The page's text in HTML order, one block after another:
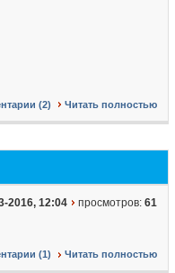
(2) Читать полностью
2016, 12:04 просмотров: 61
(1) Читать полностью